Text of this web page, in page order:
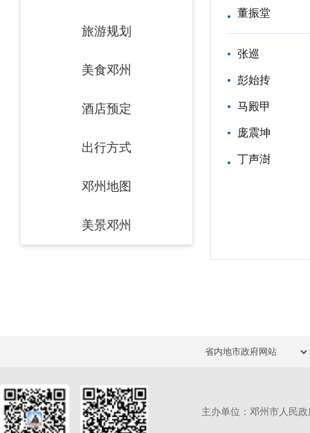
旅游规划
美食邓州
酒店预定
出行方式
邓州地图
美景邓州
董振堂
张巡
彭始抟
马殿甲
庞震坤
丁声澍
主办单位：邓州市人民